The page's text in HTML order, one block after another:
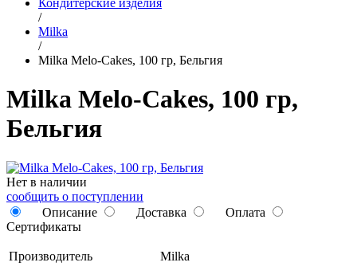
Кондитерские изделия
/
Milka
/
Milka Melo-Cakes, 100 гр, Бельгия
Milka Melo-Cakes, 100 гр,
Бельгия
Нет в наличии
сообщить о поступлении
Описание
Доставка
Оплата
Сертификаты
Производитель Milka